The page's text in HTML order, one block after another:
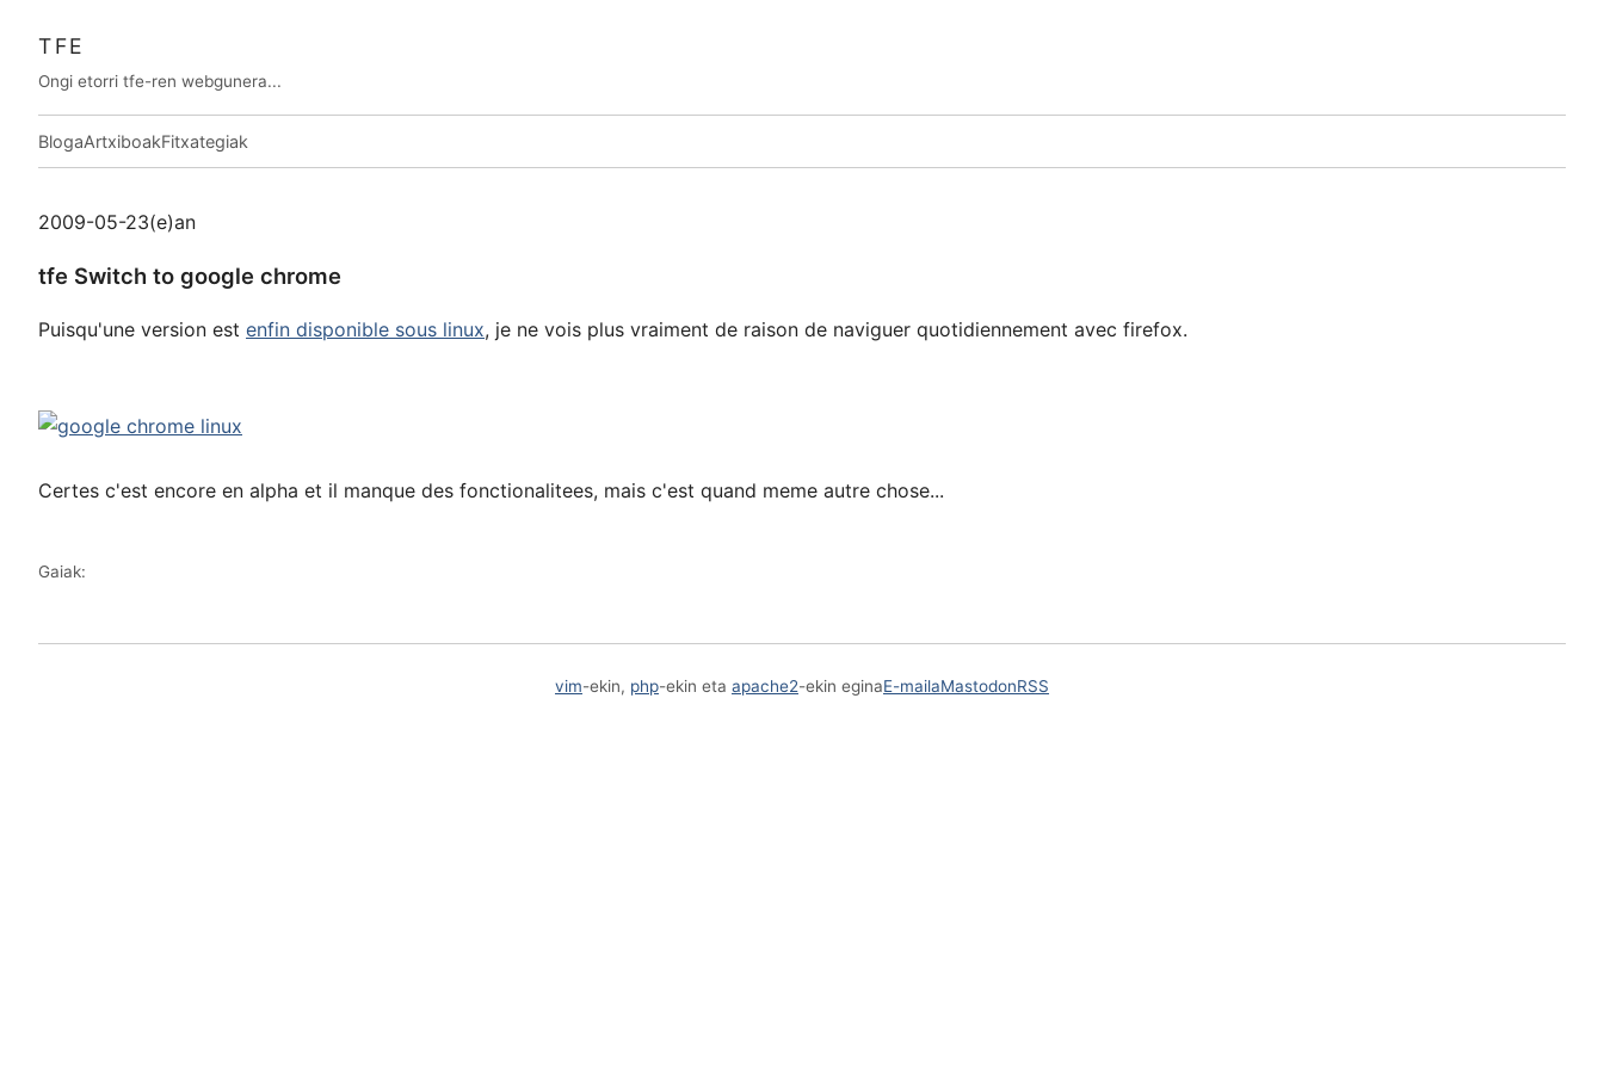
TFE
Ongi etorri tfe-ren webgunera...
BlogaArtxiboakFitxategiak
2009-05-23(e)an
tfe Switch to google chrome
Puisqu'une version est enfin disponible sous linux, je ne vois plus vraiment de raison de naviguer quotidiennement avec firefox.
Certes c'est encore en alpha et il manque des fonctionalitees, mais c'est quand meme autre chose...
Gaiak:
vim-ekin, php-ekin eta apache2-ekin eginaE-mailaMastodonRSS